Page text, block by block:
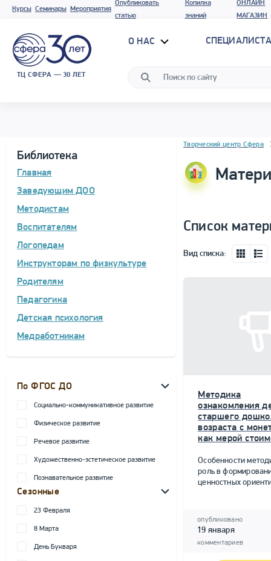
Курсы Семинары Мероприятия
Опубликовать
статью
Копилка
знаний
ОНЛАЙН
МАГАЗИН
ТЦ СФЕРА — 30 ЛЕТ
О НАС
Библиотека
Главная
Заведующим ДОО
Методистам
Воспитателям
Логопедам
Инструкторам по физкультуре
Родителям
Педагогика
Детская психология
Медработникам
По ФГОС ДО
Социально-коммуникативное развитие
Физическое развитие
Речевое развитие
Художественно-эстетическое развитие
Познавательное развитие
Сезонные
23 Февраля
8 Марта
День Букваря
Блок новостей
Творческий центр Сфера
Список
Вид списка:
Методика
ознакомления
старшего
возраста с
как мерой
Особенности
роль в
ценностных
опубликовано
19 января
комментариев